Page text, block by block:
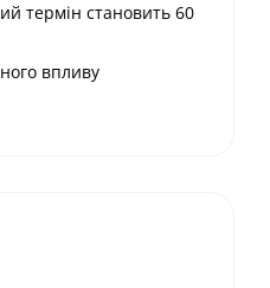
термін становить 60
впливу